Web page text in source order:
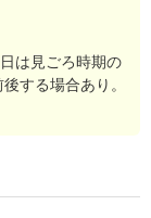
は見ごろ時期の
する場合あり。